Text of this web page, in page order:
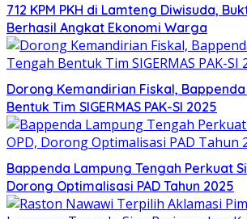
712 KPM PKH di Lamteng Diwisuda,
Berhasil Angkat Ekonomi Warga
Dorong Kemandirian Fiskal,
Bentuk Tim SIGERMAS PAK-SI 2025
Bappenda Lampung Tengah Perkuat
Dorong Optimalisasi PAD Tahun 2025